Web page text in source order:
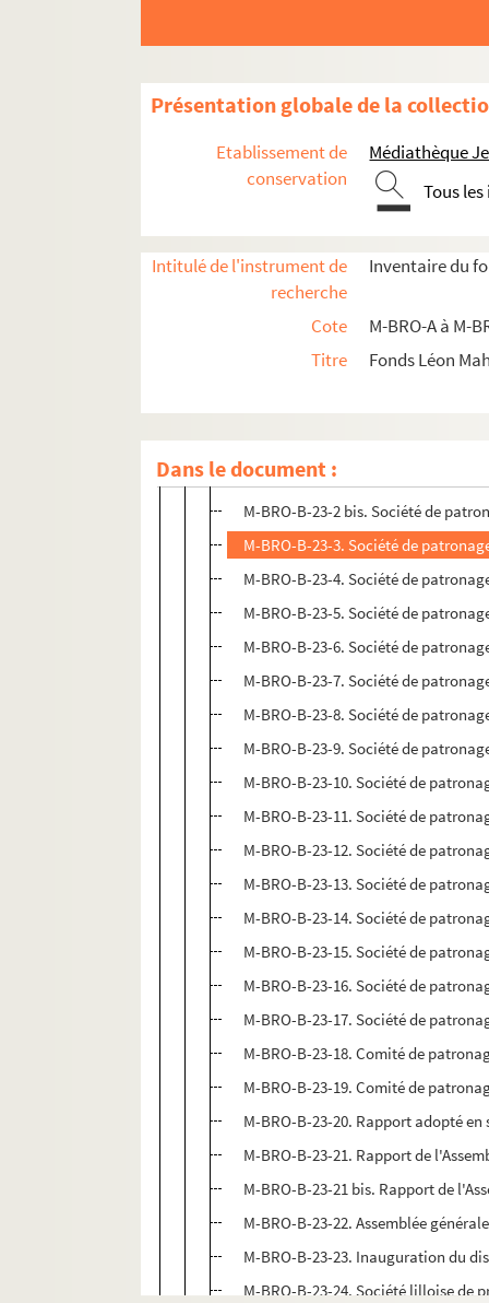
Présentation globale de la
Etablissement de
conservation
Médiathèque
Tous
Intitulé de l'instrument de
recherche
Inventaire du
Cote
M-BRO-A à M-
Titre
Fonds Léon
Dans le document :
M-BRO-B-14. Ecoles primaires
M-BRO-B-18. Institut industriel de
M-BRO-B-19. Institution Van Hende
M-BRO-B-20. Collège et Lycée de Lille
M-BRO-B-21. Ecole centrale du
M-BRO-B-22. Collège et lycée de
M-BRO-B-23. Société de patronage
M-BRO-B-23-1 bis. Société de
M-BRO-B-23-1 ter. Société de
M-BRO-B-23-2. Société de
M-BRO-B-23-2 bis. Société de
M-BRO-B-23-3. Société de
M-BRO-B-23-4. Société de
M-BRO-B-23-5. Société de
M-BRO-B-23-6. Société de
M-BRO-B-23-7. Société de
M-BRO-B-23-8. Société de
M-BRO-B-23-9. Société de
M-BRO-B-23-10. Société de
M-BRO-B-23-11. Société de
M-BRO-B-23-12. Société de
M-BRO-B-23-13. Société de
M-BRO-B-23-14. Société de
M-BRO-B-23-15. Société de
M-BRO-B-23-16. Société de
M-BRO-B-23-17. Société de
M-BRO-B-23-18. Comité de
M-BRO-B-23-19. Comité de
M-BRO-B-23-20. Rapport adopté en
M-BRO-B-23-21. Rapport de
M-BRO-B-23-21 bis. Rapport de
M-BRO-B-23-22. Assemblée
M-BRO-B-23-23. Inauguration du
M-BRO-B-23-24. Société lilloise de